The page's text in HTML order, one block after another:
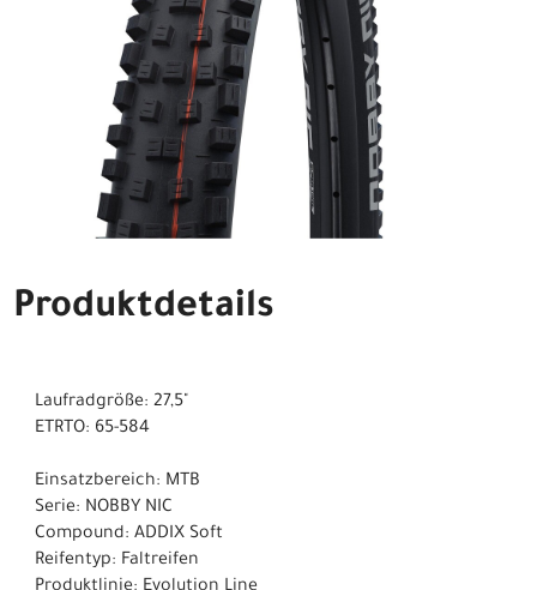
Produktdetails
Laufradgröße: 27,5"
ETRTO: 65-584
Einsatzbereich: MTB
Serie: NOBBY NIC
Compound: ADDIX Soft
Reifentyp: Faltreifen